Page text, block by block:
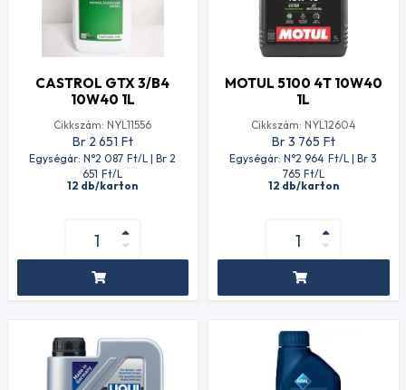
CASTROL GTX 3/B4
10W40 1L
Cikkszám: NYL11556
Br 2 651 Ft
Egységár: N°2 087 Ft/L | Br 2
651 Ft/L
12 db/karton
MOTUL 5100 4T 10W40
1L
Cikkszám: NYL12604
Br 3 765 Ft
Egységár: N°2 964 Ft/L | Br 3
765 Ft/L
12 db/karton